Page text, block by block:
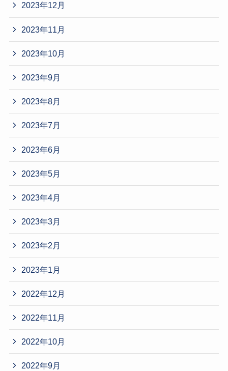
2023年12月
2023年11月
2023年10月
2023年9月
2023年8月
2023年7月
2023年6月
2023年5月
2023年4月
2023年3月
2023年2月
2023年1月
2022年12月
2022年11月
2022年10月
2022年9月